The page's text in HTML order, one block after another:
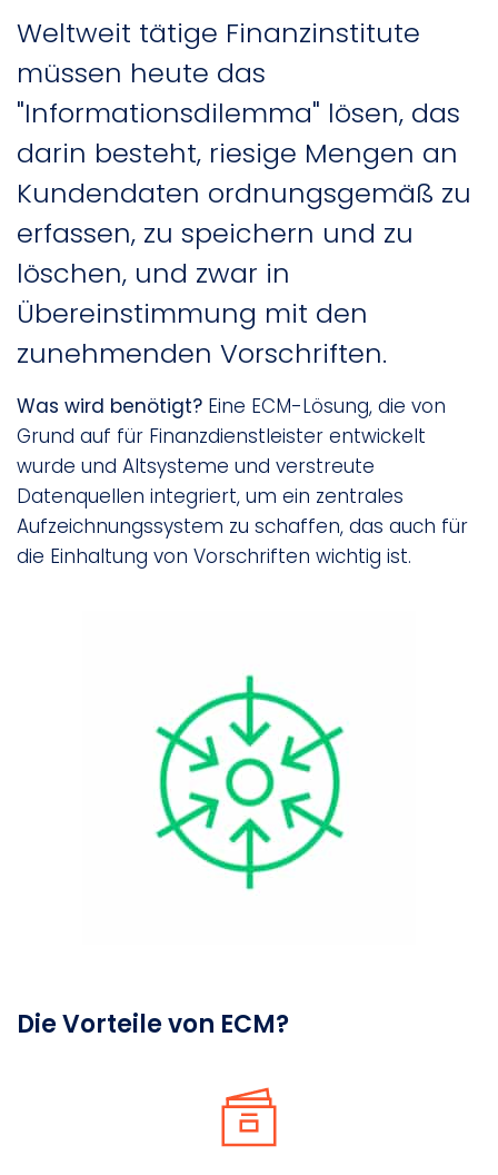
Weltweit tätige Finanzinstitute
müssen heute das
"Informationsdilemma" lösen, das
darin besteht, riesige Mengen an
Kundendaten ordnungsgemäß zu
erfassen, zu speichern und zu
löschen, und zwar in
Übereinstimmung mit den
zunehmenden Vorschriften.
Was wird benötigt? Eine ECM-Lösung, die von
Grund auf für Finanzdienstleister entwickelt
wurde und Altsysteme und verstreute
Datenquellen integriert, um ein zentrales
Aufzeichnungssystem zu schaffen, das auch für
die Einhaltung von Vorschriften wichtig ist.
Die Vorteile von ECM?